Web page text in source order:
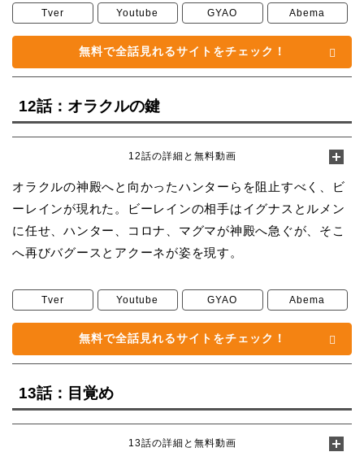
Tver Youtube GYAO Abema
無料で全話見れるサイトをチェック！
12話：オラクルの鍵
12話の詳細と無料動画
オラクルの神殿へと向かったハンターらを阻止すべく、ビ
ーレインが現れた。ビーレインの相手はイグナスとルメン
に任せ、ハンター、コロナ、マグマが神殿へ急ぐが、そこ
へ再びバグースとアクーネが姿を現す。
Tver Youtube GYAO Abema
無料で全話見れるサイトをチェック！
13話：目覚め
13話の詳細と無料動画